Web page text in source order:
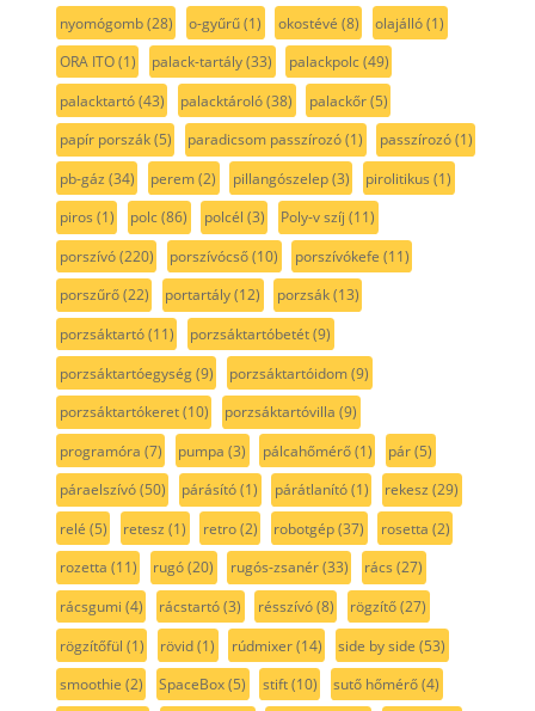
nyomógomb(28) o-gyűrű(1) okostévé (8) olajálló(1)
ORA ITO(1) palack-tartály(33) palackpolc(49)
palacktartó(43) palacktároló(38) palackőr(5)
papír porszák(5) paradicsom passzírozó(1) passzírozó(1)
pb-gáz (34) perem(2) pillangószelep(3) pirolitikus (1)
piros (1) polc(86) polcél (3) Poly-v szíj (11)
porszívó(220) porszívócső(10) porszívókefe (11)
porszűrő(22) portartály(12) porzsák(13)
porzsáktartó(11) porzsáktartóbetét(9)
porzsáktartóegység(9) porzsáktartóidom(9)
porzsáktartókeret(10) porzsáktartóvilla (9)
programóra (7) pumpa (3) pálcahőmérő(1) pár(5)
páraelszívó(50) párásító(1) párátlanító(1) rekesz (29)
relé (5) retesz (1) retro(2) robotgép(37) rosetta (2)
rozetta (11) rugó(20) rugós-zsanér(33) rács (27)
rácsgumi (4) rácstartó(3) résszívó(8) rögzítő(27)
rögzítőfül (1) rövid(1) rúdmixer(14) side by side (53)
smoothie (2) SpaceBox(5) stift(10) sutő hőmérő(4)